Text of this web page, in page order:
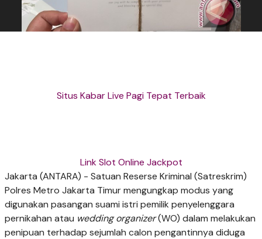
Situs Kabar Live Pagi Tepat Terbaik
Link Slot Online Jackpot
Jakarta (ANTARA) - Satuan Reserse Kriminal (Satreskrim)
Polres Metro Jakarta Timur mengungkap modus yang
digunakan pasangan suami istri pemilik penyelenggara
pernikahan atau wedding organizer(WO) dalam melakukan
penipuan terhadap sejumlah calon pengantinnya diduga